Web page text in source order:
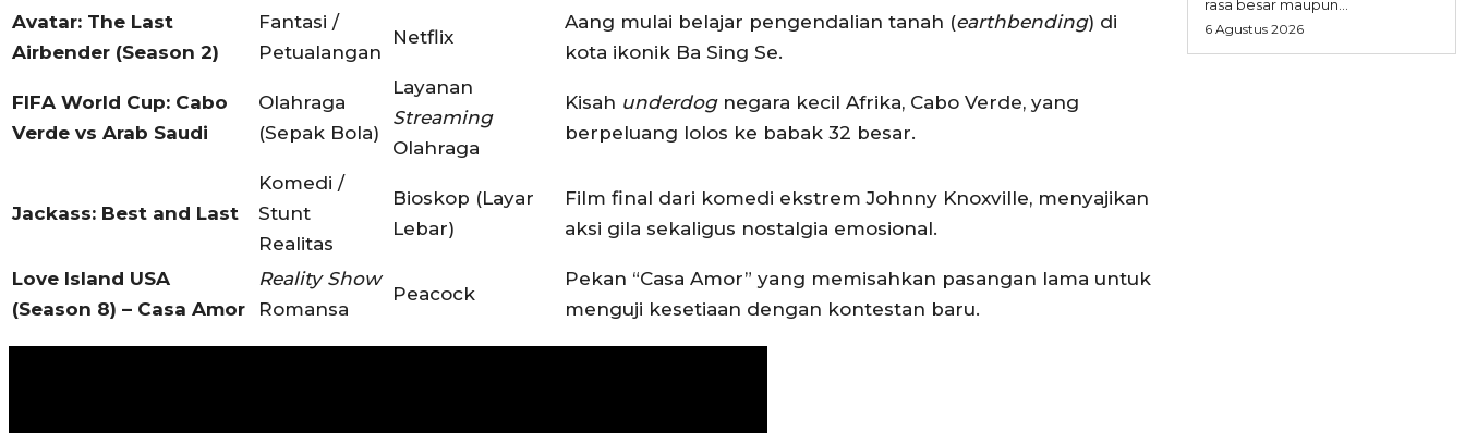
Avatar: The Last
Airbender (Season 2)
Fantasi /
Petualangan
Netflix
Aang mulai belajar pengendalian tanah (earthbending) di
kota ikonik Ba Sing Se.
FIFA World Cup: Cabo
Verde vs Arab Saudi
Olahraga
(Sepak Bola)
Layanan
Streaming
Olahraga
Kisah underdognegara kecil Afrika, Cabo Verde, yang
berpeluang lolos ke babak 32 besar.
Jackass: Best and Last
Komedi /
Stunt
Realitas
Bioskop (Layar
Lebar)
Film final dari komedi ekstrem Johnny Knoxville, menyajikan
aksi gila sekaligus nostalgia emosional.
Love Island USA
(Season 8) – Casa Amor
Reality Show
Romansa
Peacock
Pekan “Casa Amor” yang memisahkan pasangan lama untuk
menguji kesetiaan dengan kontestan baru.
rasa besar maupun...
6 Agustus 2026